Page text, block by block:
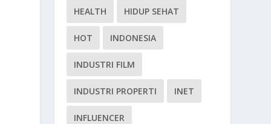
HEALTH HIDUP SEHAT
HOT INDONESIA
INDUSTRI FILM
INDUSTRI PROPERTI INET
INFLUENCER